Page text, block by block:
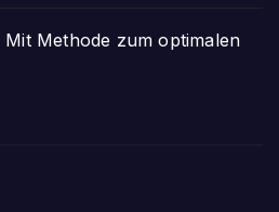
Methode zum optimalen